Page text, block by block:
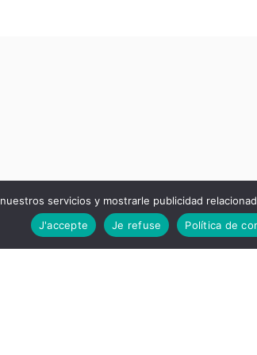
servicios y mostrarle publicidad
J'accepte
Je refuse Política de